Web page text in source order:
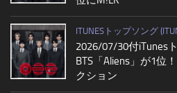
ITUNESトップソング
2026/07/30付iTunes
BTS「Aliens」が1位
クション